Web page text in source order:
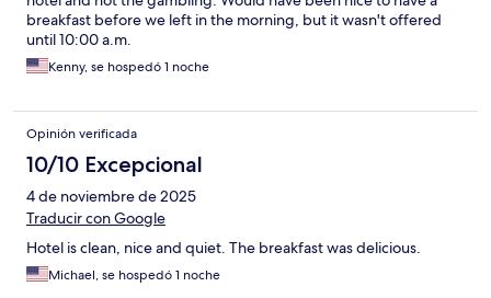
breakfast before we left in the morning, but it wasn't offered
until 10:00 a.m.
Kenny, se hospedó 1 noche
Opinión verificada
10/10 Excepcional
4 de noviembre de 2025
Traducir con Google
Hotel is clean, nice and quiet. The breakfast was delicious.
Michael, se hospedó 1 noche